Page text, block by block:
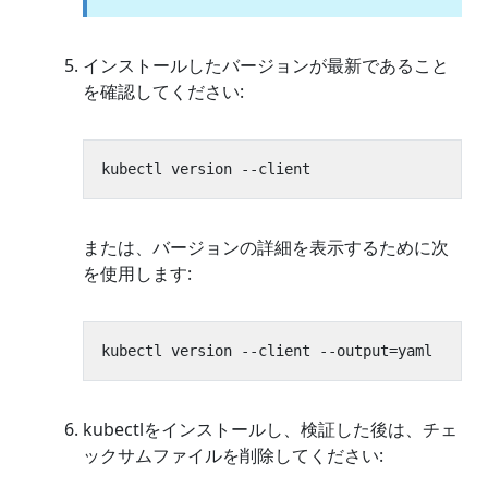
インストールしたバージョンが最新であること
を確認してください:
または、バージョンの詳細を表示するために次
を使用します:
kubectlをインストールし、検証した後は、チェ
ックサムファイルを削除してください: